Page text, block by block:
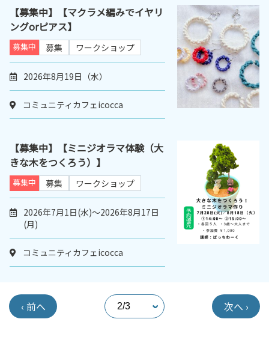
【募集中】【マクラメ編みでイヤリ
ングorピアス】
募集中 募集 ワークショップ
2026年8月19日（水）
コミュニティカフェicocca
【募集中】【ミニジオラマ体験（大
きな木をつくろう）】
募集中 募集 ワークショップ
2026年7月1日(水)～2026年8月17日
(月)
コミュニティカフェicocca
‹ 前へ 次へ ›